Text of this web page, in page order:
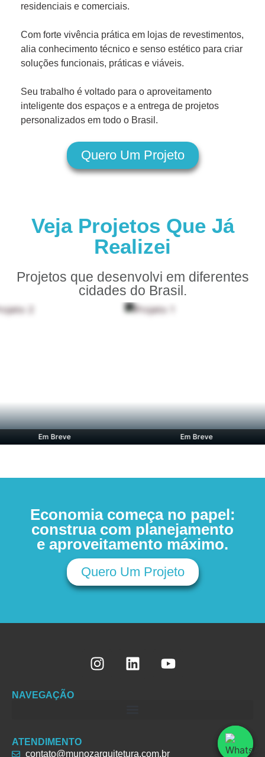
residenciais e comerciais.
Com forte vivência prática em lojas de revestimentos,
alia conhecimento técnico e senso estético para criar
soluções funcionais, práticas e viáveis.
Seu trabalho é voltado para o aproveitamento
inteligente dos espaços e a entrega de projetos
personalizados em todo o Brasil.
Quero Um Projeto
Veja Projetos Que Já
Realizei
Projetos que desenvolvi em diferentes
cidades do Brasil.
Em Breve Em Breve
Economia começa no papel:
construa com planejamento
e aproveitamento máximo.
Quero Um Projeto
NAVEGAÇÃO
ATENDIMENTO
contato@munozarquitetura.com.br